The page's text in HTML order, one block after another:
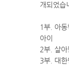
개되었습
1부. 아
아이
2부. 살
3부. 대